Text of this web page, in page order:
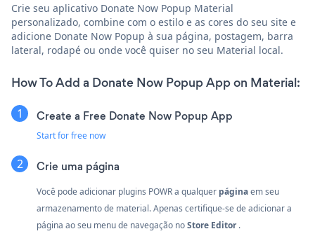
Crie seu aplicativo Donate Now Popup Material
personalizado, combine com o estilo e as cores do seu site e
adicione Donate Now Popup à sua página, postagem, barra
lateral, rodapé ou onde você quiser no seu Material local.
How To Add a Donate Now Popup App on Material:
Create a Free Donate Now Popup App
Start for free now
Crie uma página
Você pode adicionar plugins POWR a qualquer páginaem seu
armazenamento de material. Apenas certifique-se de adicionar a
página ao seu menu de navegação noStore Editor.